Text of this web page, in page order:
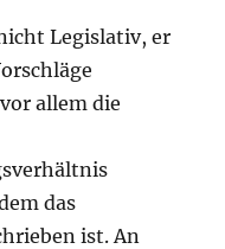
Legislativ, er
allem die
das
ist. An